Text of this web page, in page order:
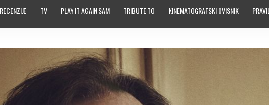
RECENZIJE TV PLAY IT AGAIN SAM TRIBUTE TO KINEMATOGRAFSKI OVISNIK